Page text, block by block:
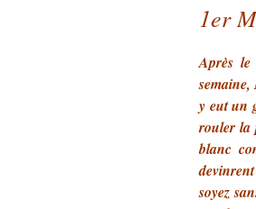
1er
Après
y eut un
rouler la
blanc
soyez